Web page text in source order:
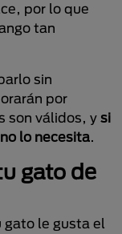
por lo que
tan
sin
por
son válidos, y si
lo necesita.
gato de
gato le gusta el